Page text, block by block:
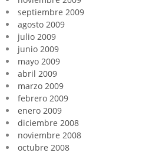
septiembre 2009
agosto 2009
julio 2009
junio 2009
mayo 2009
abril 2009
marzo 2009
febrero 2009
enero 2009
diciembre 2008
noviembre 2008
octubre 2008